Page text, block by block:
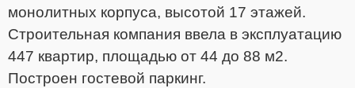
монолитных корпуса, высотой 17 этажей.
Строительная компания ввела в эксплуатацию
447 квартир, площадью от 44 до 88 м2.
Построен гостевой паркинг.